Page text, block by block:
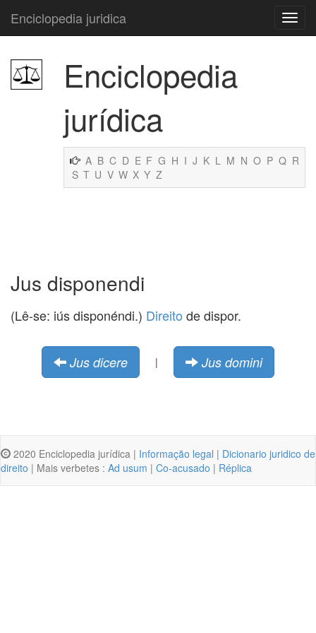
Enciclopedia juridica
Enciclopedia
jurídica
A B C D E F G H I J K L M N O P Q R
S T U V W X Y Z
Jus disponendi
(Lê-se: iús disponéndi.) Direito de dispor.
Jus dicere | Jus domini
2020 Enciclopedia jurídica | Informação legal | Dicionario juridico de
direito | Mais verbetes : Ad usum | Co-acusado | Réplica